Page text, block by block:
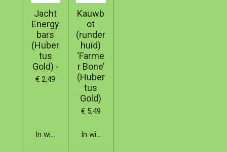
Jacht
Energy
bars
(Huber
tus
Gold) -
€ 2,49
In winkelwagen
Kauwb
ot
(runder
huid)
‘Farme
r Bone’
(Huber
tus
Gold)
€ 5,49
In winkelwagen